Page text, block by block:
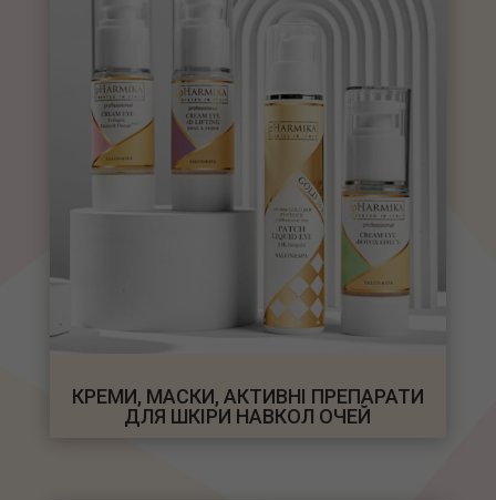
КРЕМИ, МАСКИ, АКТИВНІ ПРЕПАРАТИ
ДЛЯ ШКІРИ НАВКОЛ ОЧЕЙ